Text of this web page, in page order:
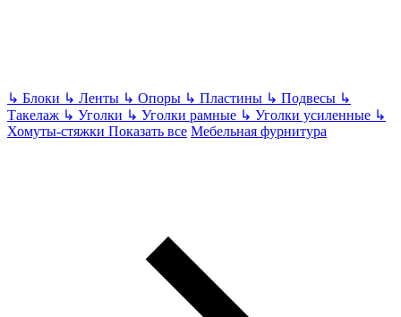
↳ Блоки ↳ Ленты ↳ Опоры ↳ Пластины ↳ Подвесы ↳
Такелаж ↳ Уголки ↳ Уголки рамные ↳ Уголки усиленные ↳
Хомуты-стяжки Показать все Мебельная фурнитура